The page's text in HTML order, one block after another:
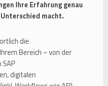
Ihre Erfahrung genau
macht.
die
Bereich – von der
digitalen